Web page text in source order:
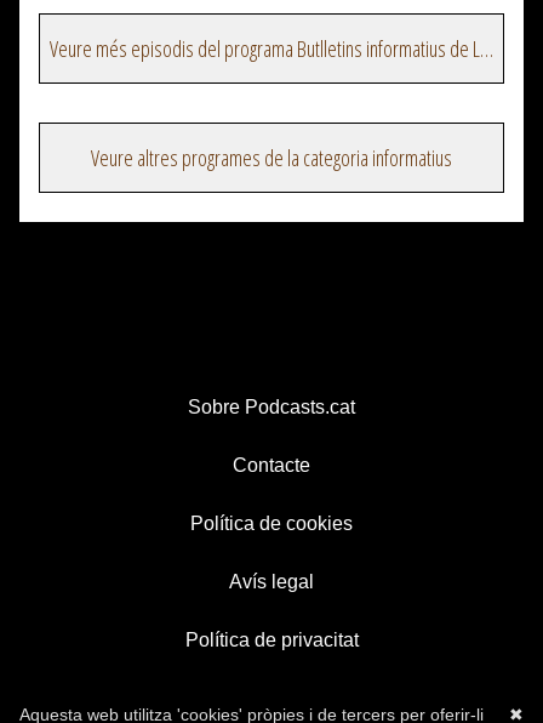
Veure més episodis del programa Butlletins informatius de La Xarxa
Veure altres programes de la categoria informatius
Sobre Podcasts.cat
Contacte
Política de cookies
Avís legal
Política de privacitat
✖
Aquesta web utilitza 'cookies' pròpies i de tercers per oferir-li